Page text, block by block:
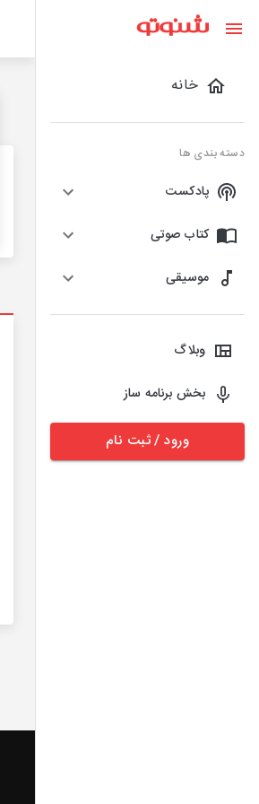
خانه
دسته بندی ها
پادکست
کتاب صوتی
موسیقی
وبلاگ
بخش برنامه ساز
ورود / ثبت نام